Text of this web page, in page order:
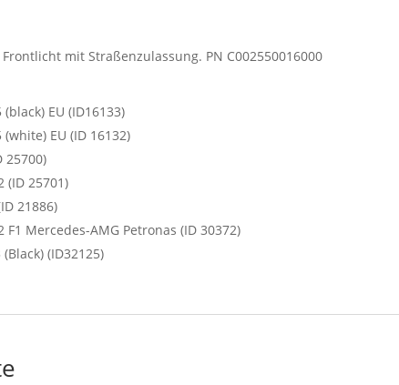
mit Straßenzulassung. PN C002550016000
EU (ID16133)
EU (ID 16132)
25700)
(ID 25701)
21886)
F1 Mercedes-AMG Petronas (ID 30372)
(ID32125)